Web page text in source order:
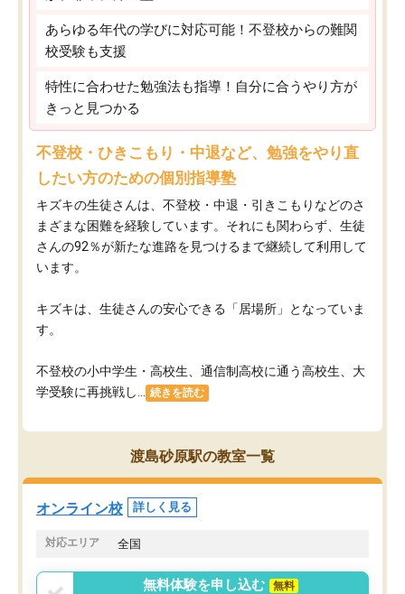
あらゆる年代の学びに対応可能！不登校からの難関
校受験も支援
特性に合わせた勉強法も指導！自分に合うやり方が
きっと見つかる
不登校・ひきこもり・中退など、勉強をやり直
したい方のための個別指導塾
キズキの生徒さんは、不登校・中退・引きこもりなどのさ
まざまな困難を経験しています。それにも関わらず、生徒
さんの92％が新たな進路を見つけるまで継続して利用して
います。
キズキは、生徒さんの安心できる「居場所」となっていま
す。
不登校の小中学生・高校生、通信制高校に通う高校生、大
学受験に再挑戦し... 続きを読む
渡島砂原駅の教室一覧
オンライン校 詳しく見る
対応エリア 全国
無料体験を申し込む
無料